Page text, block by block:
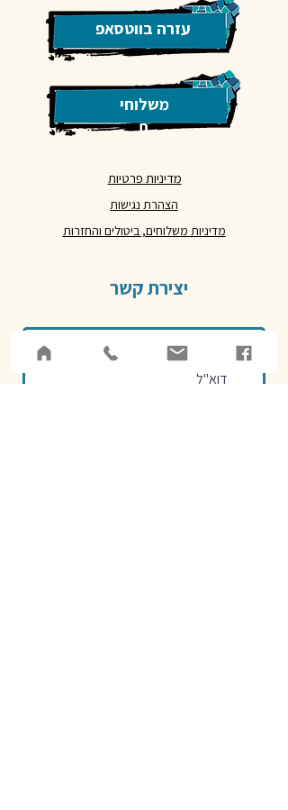
עזרה בווטסאפ
משלוחי
ם
מדיניות פרטיות
הצהרת נגישות
מדיניות משלוחים, ביטולים והחזרות
יצירת קשר